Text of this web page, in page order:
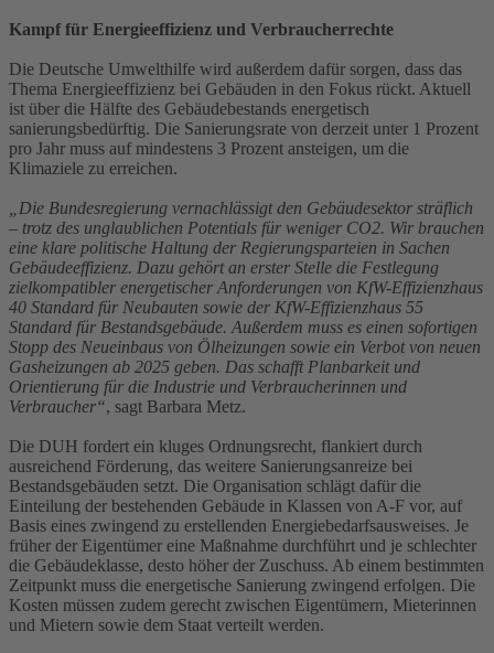
Kampf für Energieeffizienz und Verbraucherrechte
Die Deutsche Umwelthilfe wird außerdem dafür sorgen, dass das
Thema Energieeffizienz bei Gebäuden in den Fokus rückt. Aktuell
ist über die Hälfte des Gebäudebestands energetisch
sanierungsbedürftig. Die Sanierungsrate von derzeit unter 1 Prozent
pro Jahr muss auf mindestens 3 Prozent ansteigen, um die
Klimaziele zu erreichen.
„Die Bundesregierung vernachlässigt den Gebäudesektor sträflich
– trotz des unglaublichen Potentials für weniger CO2. Wir brauchen
eine klare politische Haltung der Regierungsparteien in Sachen
Gebäudeeffizienz. Dazu gehört an erster Stelle die Festlegung
zielkompatibler energetischer Anforderungen von KfW-Effizienzhaus
40 Standard für Neubauten sowie der KfW-Effizienzhaus 55
Standard für Bestandsgebäude. Außerdem muss es einen sofortigen
Stopp des Neueinbaus von Ölheizungen sowie ein Verbot von neuen
Gasheizungen ab 2025 geben. Das schafft Planbarkeit und
Orientierung für die Industrie und Verbraucherinnen und
Verbraucher“, sagt Barbara Metz.
Die DUH fordert ein kluges Ordnungsrecht, flankiert durch
ausreichend Förderung, das weitere Sanierungsanreize bei
Bestandsgebäuden setzt. Die Organisation schlägt dafür die
Einteilung der bestehenden Gebäude in Klassen von A-F vor, auf
Basis eines zwingend zu erstellenden Energiebedarfsausweises. Je
früher der Eigentümer eine Maßnahme durchführt und je schlechter
die Gebäudeklasse, desto höher der Zuschuss. Ab einem bestimmten
Zeitpunkt muss die energetische Sanierung zwingend erfolgen. Die
Kosten müssen zudem gerecht zwischen Eigentümern, Mieterinnen
und Mietern sowie dem Staat verteilt werden.